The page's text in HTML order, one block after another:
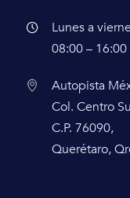
Lunes a
08:00 – 16:00
Autopista
Col. Centro
C.P. 76090,
Querétaro,